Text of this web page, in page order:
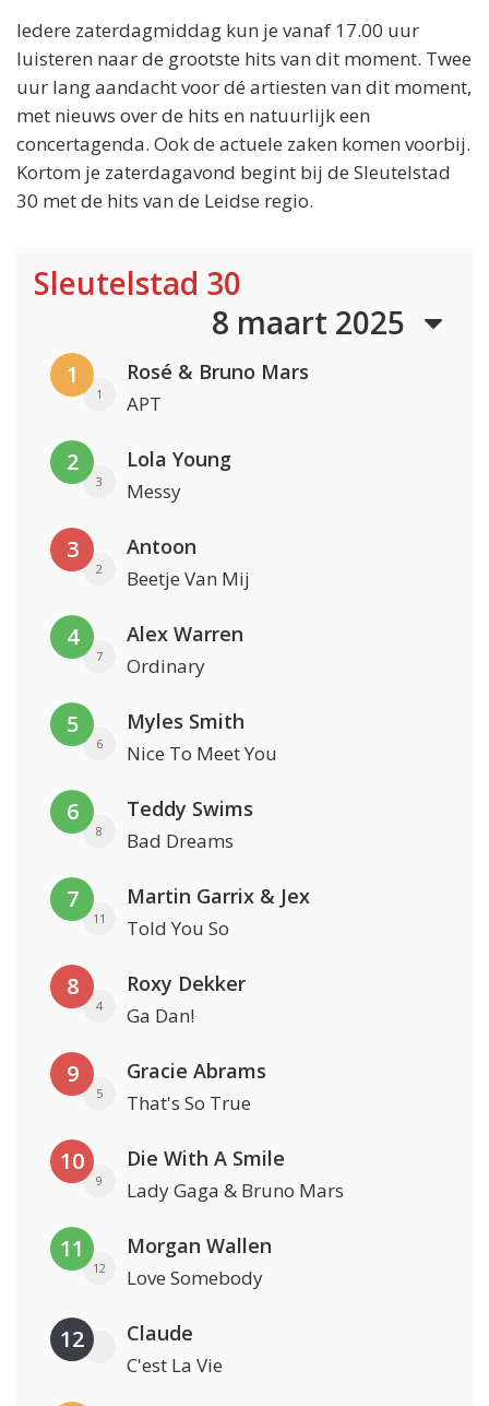
Iedere zaterdagmiddag kun je vanaf 17.00 uur
luisteren naar de grootste hits van dit moment. Twee
uur lang aandacht voor dé artiesten van dit moment,
met nieuws over de hits en natuurlijk een
concertagenda. Ook de actuele zaken komen voorbij.
Kortom je zaterdagavond begint bij de Sleutelstad
30 met de hits van de Leidse regio.
Sleutelstad 30
8 maart 2025
1
1
Rosé & Bruno Mars
APT
2
3
Lola Young
Messy
3
2
Antoon
Beetje Van Mij
4
7
Alex Warren
Ordinary
5
6
Myles Smith
Nice To Meet You
6
8
Teddy Swims
Bad Dreams
7
11
Martin Garrix & Jex
Told You So
8
4
Roxy Dekker
Ga Dan!
9
5
Gracie Abrams
That's So True
10
9
Die With A Smile
Lady Gaga & Bruno Mars
11
12
Morgan Wallen
Love Somebody
12 Claude
C'est La Vie